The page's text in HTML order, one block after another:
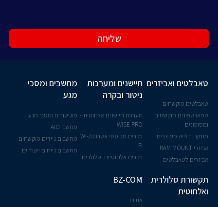
שליחה
טאבלטים ואביזרים
טאבלטים מוקשחים
סמארטפונים מוקשחים
ומסופונים
מתקני תלייה מעוצבים
אביזרי RAM MOUNT
אביזרים לטאבלטים
חיישנים ומערכות
ניטור ובקרה
מערכת חיישנים אלחוטית -
WISE PRO
בקרים מבוססי אטרנט/WI-
FI
בקרים אלחוטיים וסלולרים
מחשבים ומסכי
מגע
מוניטורים ומסכי מגע
מחשבי AIO
מחשבים ניידים מוקשחים
מחשבים נייחים ייעודיים
תקשורת סלולרית
ואלחוטית
BZ-COM
אודות